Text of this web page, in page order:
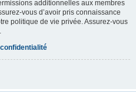
additionnelles aux membres
vous d’avoir pris connaissance
politique de vie privée. Assurez-vous